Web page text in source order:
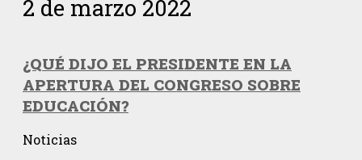
2 de marzo 2022
¿QUÉ DIJO EL PRESIDENTE EN LA
APERTURA DEL CONGRESO SOBRE
EDUCACIÓN?
Noticias